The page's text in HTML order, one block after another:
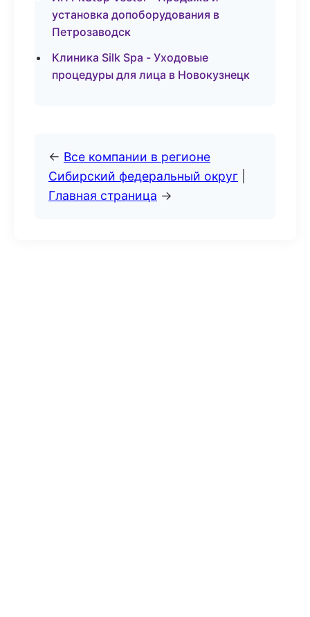
установка допоборудования в
Петрозаводск
Клиника Silk Spa - Уходовые
процедуры для лица в Новокузнецк
← Все компании в регионе
Сибирский федеральный округ
Главная страница →